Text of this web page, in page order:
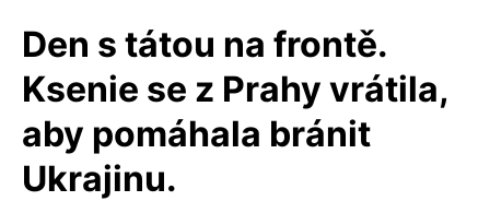
Den s tátou na frontě.
Ksenie se z Prahy vrátila,
aby pomáhala bránit
Ukrajinu.